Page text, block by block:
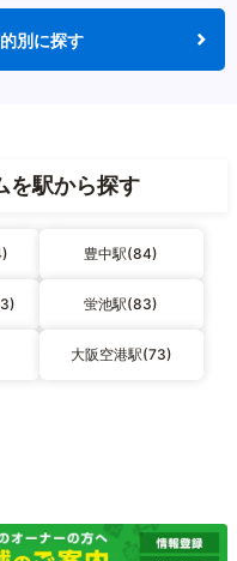
別に探す
を駅から探す
豊中駅(84)
蛍池駅(83)
大阪空港駅(73)